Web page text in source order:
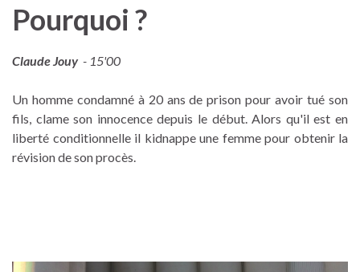
Pourquoi ?
Claude Jouy - 15'00
Un homme condamné à 20 ans de prison pour avoir tué son
fils, clame son innocence depuis le début. Alors qu'il est en
liberté conditionnelle il kidnappe une femme pour obtenir la
révision de son procès.